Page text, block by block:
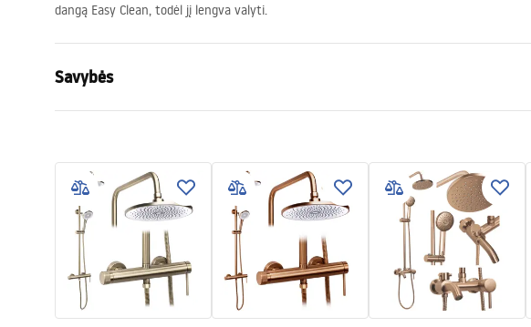
dangą Easy Clean, todėl jį lengva valyti.
Savybės
Kabinos tipas
Walk-in
Stiklo spalva
Transparent 8mm
Seria
Surinkimas
Ant irkluojančio baseino arba ant
Aukštis (mm)
1950